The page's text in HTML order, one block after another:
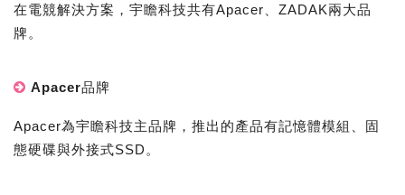
在電競解決方案，宇瞻科技共有Apacer、ZADAK兩大品
牌。
Apacer品牌
Apacer為宇瞻科技主品牌，推出的產品有記憶體模組、固
態硬碟與外接式SSD。